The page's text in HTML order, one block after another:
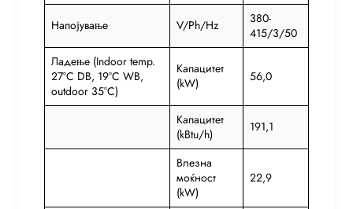
Напојување V/Ph/Hz
380-
415/3/50
Ладење (Indoor temp.
27°C DB, 19°C WB,
outdoor 35°C)
Капацитет
(kW)
56,0
Капацитет
(kBtu/h)
191,1
Влезна
моќност
(kW)
22,9